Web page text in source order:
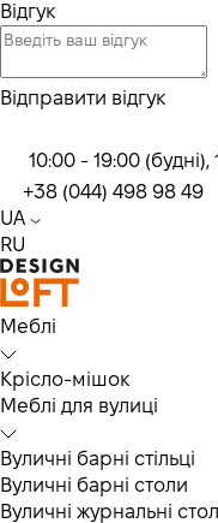
Відгук
Відправити відгук
10:00 - 19:00 (будні),
+38 (044) 498 98 49
UA
RU
Меблі
Крісло-мішок
Меблі для вулиці
Вуличні барні стільці
Вуличні барні столи
Вуличні журнальні